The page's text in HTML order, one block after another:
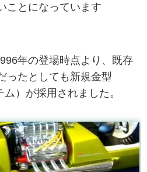
ことになっています
年の登場時点より、既存
ったとしても新規金型
ム）が採用されました。